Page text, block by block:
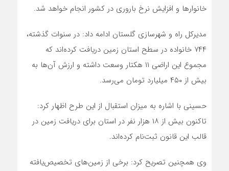
خانوارها و افزایش نرخ باروری در کشور انجام خواهد شد.
مدیرکل راه و شهرسازی گلستان ادامه داد: در سنوات گذشته،
۷۴۴ خانواده در سطح استان زمین دریافت کرده‌اند که
مجموع این اراضی ۱۱ هکتار وسعت داشته و ارزش آن‌ها به
بیش از ۴۵۰ میلیارد تومان می‌رسد.
حسینی با اشاره به میزان استقبال از این طرح اظهار کرد:
تاکنون بیش از ۱۸ هزار نفر در استان برای دریافت زمین در
قالب این قانون ثبت‌نام کرده‌اند.
وی همچنین تصریح کرد: برخی از زمین‌های تخصیص‌یافته